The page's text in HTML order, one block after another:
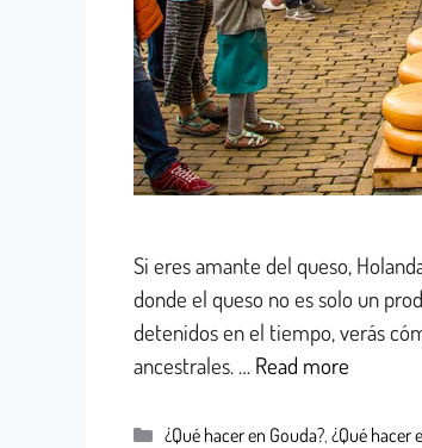
Si eres amante del queso,
donde el queso no es solo un
detenidos en el tiempo, verás
ancestrales. … Read more
¿Qué hacer en Gouda?,¿Qué hacer